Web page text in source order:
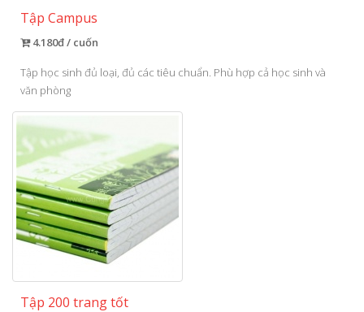
Tập Campus
4.180đ / cuốn
Tập học sinh đủ loại, đủ các tiêu chuẩn. Phù hợp cả học sinh và
văn phòng
Tập 200 trang tốt